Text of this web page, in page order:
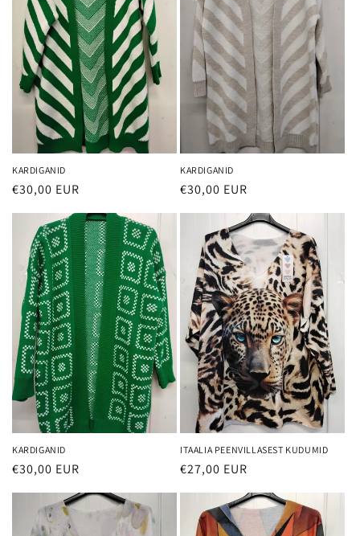
KARDIGANID
€30,00 EUR
KARDIGANID
€30,00 EUR
KARDIGANID
€30,00 EUR
ITAALIA PEENVILLASEST KUDUMID
€27,00 EUR